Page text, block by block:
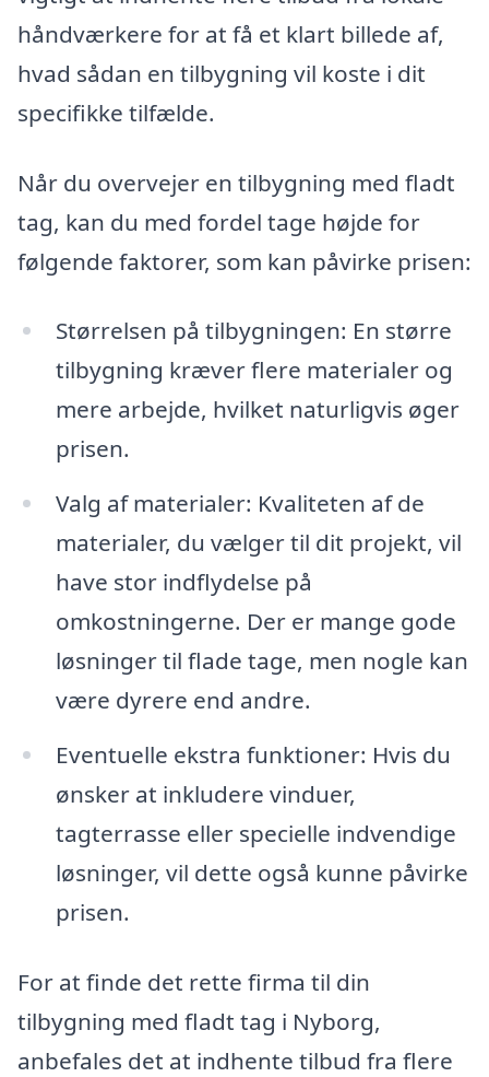
håndværkere for at få et klart billede af,
hvad sådan en tilbygning vil koste i dit
specifikke tilfælde.
Når du overvejer en tilbygning med fladt
tag, kan du med fordel tage højde for
følgende faktorer, som kan påvirke prisen:
Størrelsen på tilbygningen: En større
tilbygning kræver flere materialer og
mere arbejde, hvilket naturligvis øger
prisen.
Valg af materialer: Kvaliteten af de
materialer, du vælger til dit projekt, vil
have stor indflydelse på
omkostningerne. Der er mange gode
løsninger til flade tage, men nogle kan
være dyrere end andre.
Eventuelle ekstra funktioner: Hvis du
ønsker at inkludere vinduer,
tagterrasse eller specielle indvendige
løsninger, vil dette også kunne påvirke
prisen.
For at finde det rette firma til din
tilbygning med fladt tag i Nyborg,
anbefales det at indhente tilbud fra flere